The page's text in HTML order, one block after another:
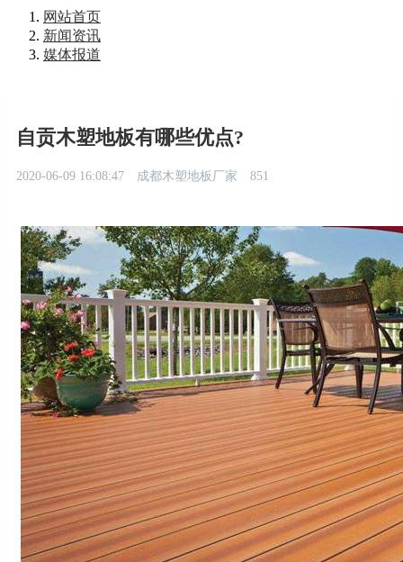
网站首页
新闻资讯
媒体报道
自贡木塑地板有哪些优点?
2020-06-09 16:08:47 成都木塑地板厂家 851